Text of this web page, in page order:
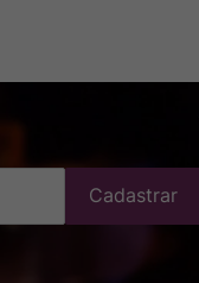
Cadastrar